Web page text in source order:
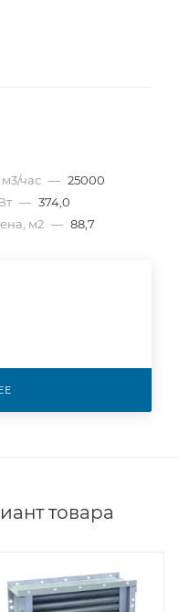
час — 25000
— 374,0
м2 — 88,7
товара